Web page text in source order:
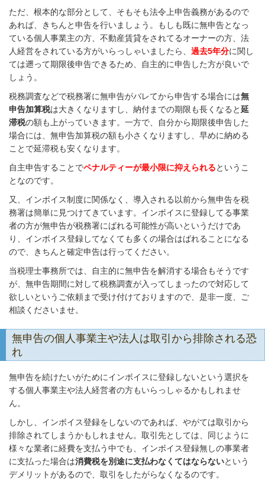
ただ、根本的な部分として、そもそも法令上申告義務があるので
あれば、きちんと申告を行いましょう。もしも既に無申告となっ
ている個人事業主の方、不動産賃貸をされてるオーナーの方、法
人経営をされている方がいらっしゃいましたら、 過去5年分に関し
ては遡って期限後申告できるため、自主的に申告した方が良いで
しょう。
税務調査などで税務署に無申告がバレてから申告する場合には無
申告加算税は大きくなりますし、納付までの期限も長くなると延
滞税の額も上がっていきます。一方で、自分から期限後申告した
場合には、無申告加算税の額も小さくなりますし、早めに納める
ことで延滞税も安くなります。
自主申告することでペナルティーが最小限に抑えられるというこ
となのです。
又、インボイス制度に関係なく、導入される以前から無申告を税
務署は簡単に見つけてきています。インボイスに登録してる事業
者の方が無申告が税務署にばれる可能性が高いというだけであ
り、インボイス登録してなくても多くの場合はばれることになる
ので、きちんと確定申告は行ってください。
当税理士事務所では、自主的に無申告を解消する場合もそうです
が、無申告期間に対して税務調査が入ってしまったので対応して
欲しいというご依頼まで受け付けておりますので、是非一度、ご
相談くださいませ。
無申告の個人事業主や法人は取引から排除される恐
れ
無申告を続けたいがためにインボイスに登録しないという選択を
する個人事業主や法人経営者の方もいらっしゃるかもしれませ
ん。
しかし、インボイス登録をしないのであれば、やがては取引から
排除されてしまうかもしれません。取引先としては、同じように
様々な業者に経費を支払う中でも、インボイス登録無しの事業者
に支払った場合は消費税を別途に支払わなくてはならないという
デメリットがあるので、取引をしたがらなくなるのです。